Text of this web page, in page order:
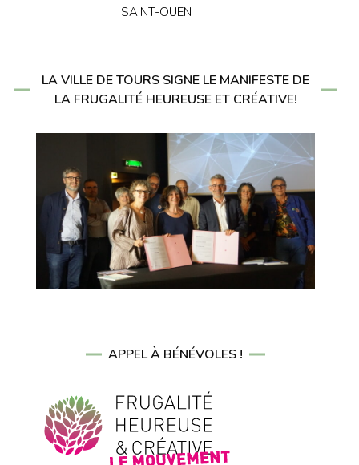
SAINT-OUEN
LA VILLE DE TOURS SIGNE LE MANIFESTE DE
LA FRUGALITÉ HEUREUSE ET CRÉATIVE!
APPEL À BÉNÉVOLES !